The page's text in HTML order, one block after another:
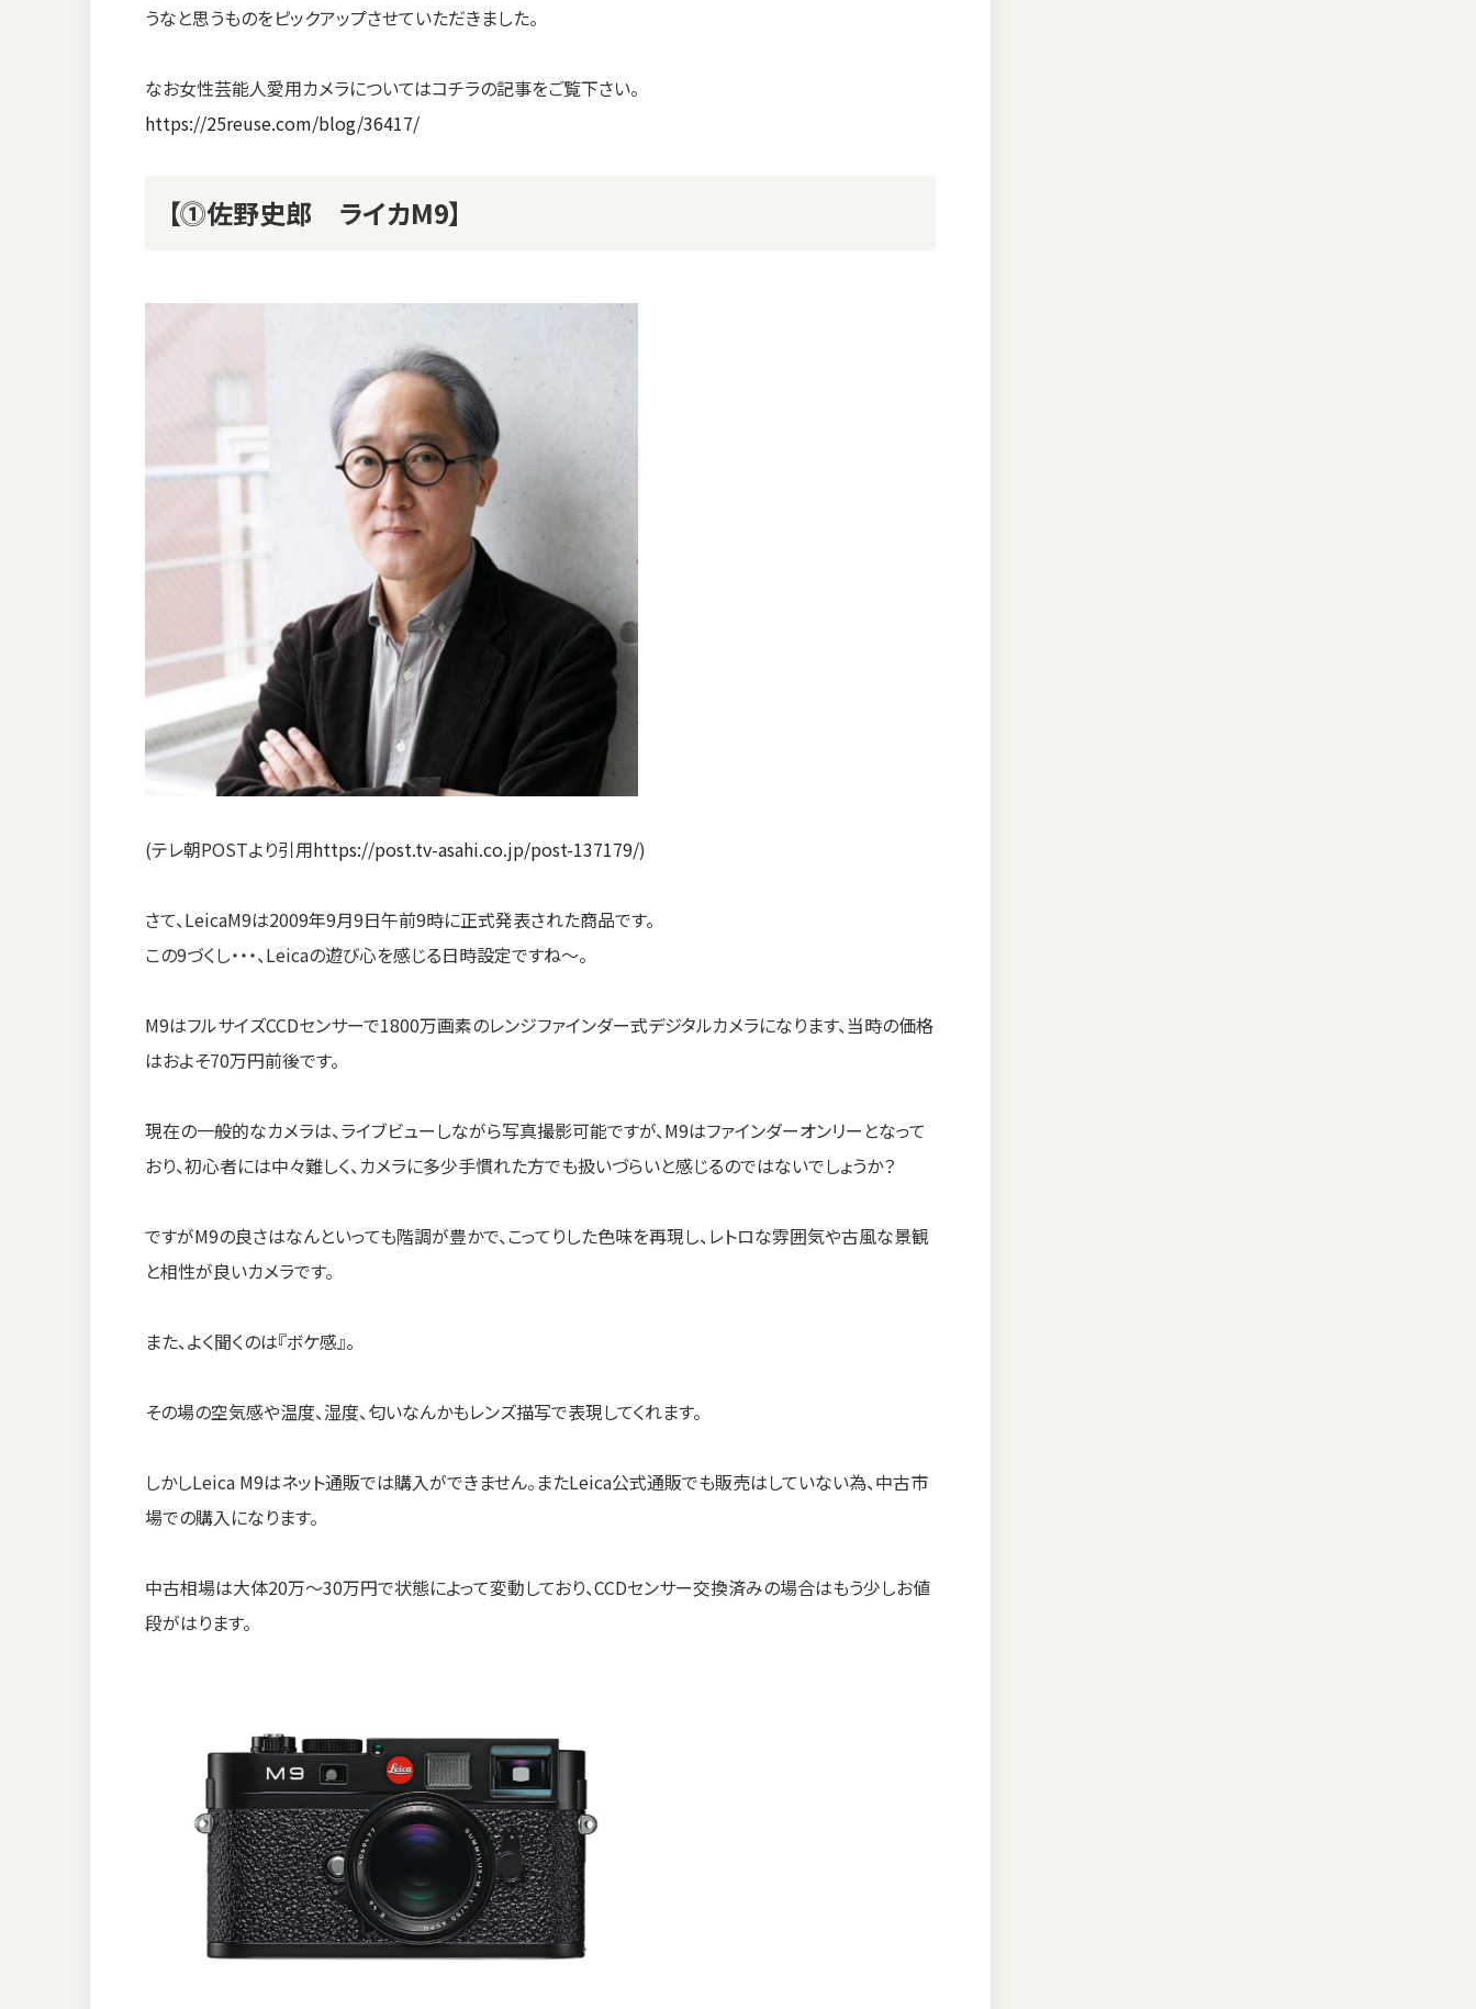
うなと思うものをピックアップさせていただきました。
なお女性芸能人愛用カメラについてはコチラの記事をご覧下さい。
https://25reuse.com/blog/36417/
【⓵佐野史郎 ライカM9】
(テレ朝POSTより引用https://post.tv-asahi.co.jp/post-137179/)
さて、LeicaM9は2009年9月9日午前9時に正式発表された商品です。
この9づくし・・・、Leicaの遊び心を感じる日時設定ですね〜。
M9はフルサイズCCDセンサーで1800万画素のレンジファインダー式デジタルカメラになります、当時の価格
はおよそ70万円前後です。
現在の一般的なカメラは、ライブビューしながら写真撮影可能ですが、M9はファインダーオンリーとなって
おり、初心者には中々難しく、カメラに多少手慣れた方でも扱いづらいと感じるのではないでしょうか？
ですがM9の良さはなんといっても階調が豊かで、こってりした色味を再現し、レトロな雰囲気や古風な景観
と相性が良いカメラです。
また、よく聞くのは『ボケ感』。
その場の空気感や温度、湿度、匂いなんかもレンズ描写で表現してくれます。
しかしLeica M9はネット通販では購入ができません。またLeica公式通販でも販売はしていない為、中古市
場での購入になります。
中古相場は大体20万〜30万円で状態によって変動しており、CCDセンサー交換済みの場合はもう少しお値
段がはります。